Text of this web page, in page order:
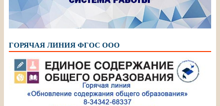
ГОРЯЧАЯ ЛИНИЯ ФГОС ООО